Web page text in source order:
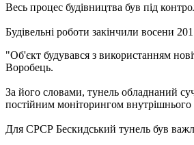
Весь процес будівництва був під
Будівельні роботи закінчили восени
"Об'єкт будувався з використанням
Воробець.
За його словами, тунель обладнаний
постійним моніторингом внутрішнього
Для СРСР Бескидський тунель був